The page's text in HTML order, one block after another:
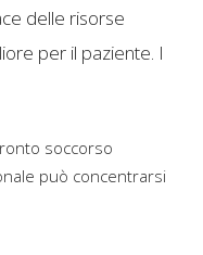
delle risorse
per il paziente. I
soccorso
può concentrarsi